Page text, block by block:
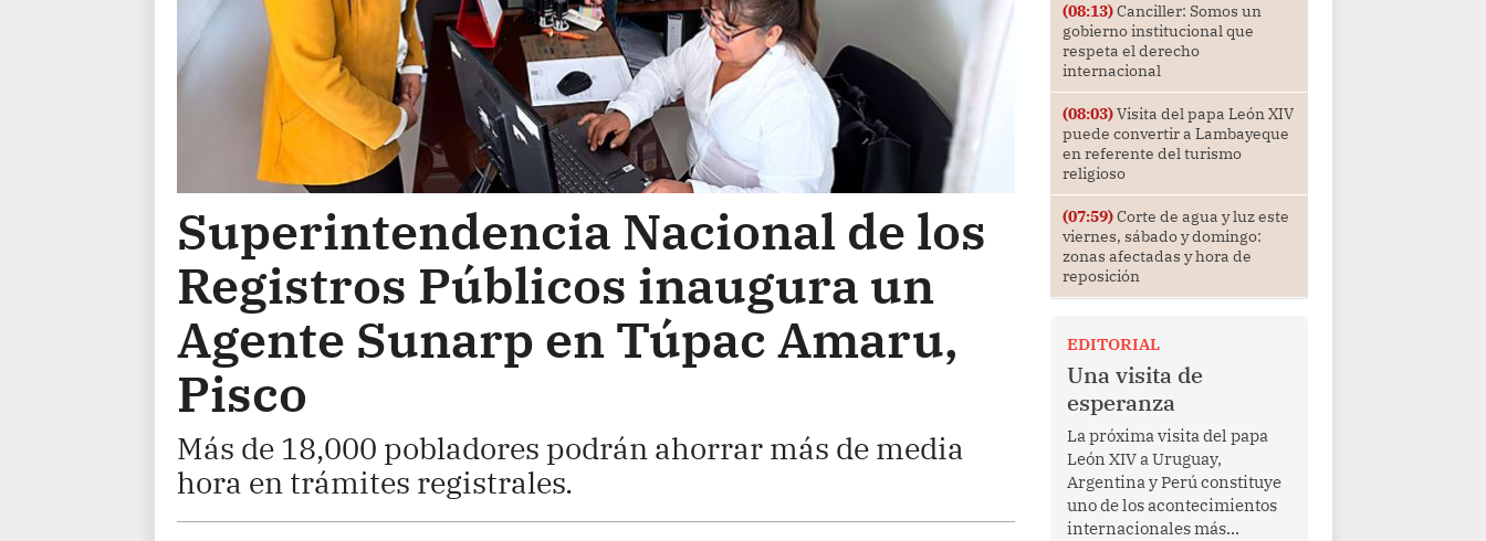
Superintendencia Nacional de los
Registros Públicos inaugura un
Agente Sunarp en Túpac Amaru,
Pisco
Más de 18,000 pobladores podrán ahorrar más de media
hora en trámites registrales.
(08:13)Canciller: Somos un
gobierno institucional que
respeta el derecho
internacional
(08:03)Visita del papa León XIV
puede convertir a Lambayeque
en referente del turismo
religioso
(07:59)Corte de agua y luz este
viernes, sábado y domingo:
zonas afectadas y hora de
reposición
EDITORIAL
Una visita de
esperanza
La próxima visita del papa
León XIV a Uruguay,
Argentina y Perú constituye
uno de los acontecimientos
internacionales más